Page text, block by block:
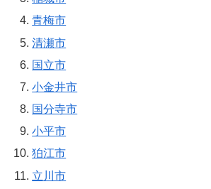
青梅市
清瀬市
国立市
小金井市
国分寺市
小平市
狛江市
立川市